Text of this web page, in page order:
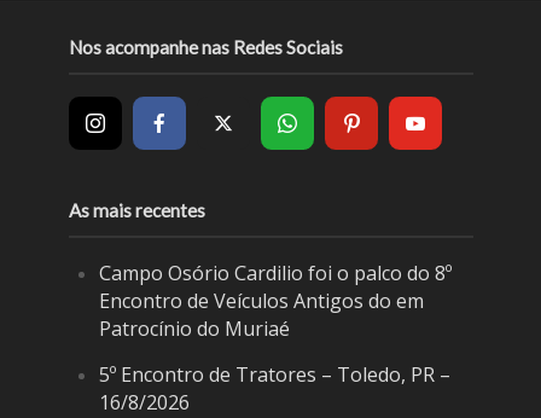
Nos acompanhe nas Redes Sociais
As mais recentes
Campo Osório Cardilio foi o palco do 8º
Encontro de Veículos Antigos do em
Patrocínio do Muriaé
5º Encontro de Tratores – Toledo, PR –
16/8/2026